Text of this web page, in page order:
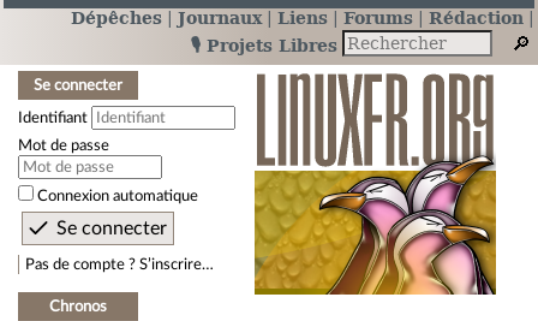
Dépêches Journaux Liens Forums
Rédaction
🎙️ Projets Libres
Se connecter
Identifiant
Mot de passe
Connexion automatique
Pas de compte ? S’inscrire…
Chronos